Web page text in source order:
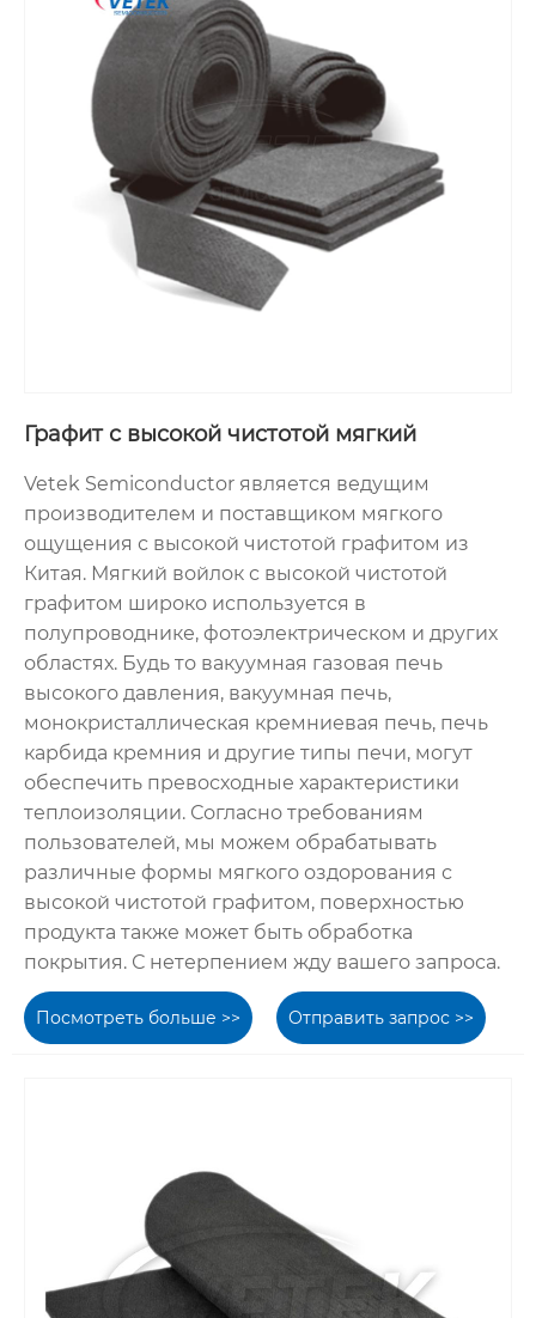
Графит с высокой чистотой мягкий
Vetek Semiconductor является ведущим
производителем и поставщиком мягкого
ощущения с высокой чистотой графитом из
Китая. Мягкий войлок с высокой чистотой
графитом широко используется в
полупроводнике, фотоэлектрическом и других
областях. Будь то вакуумная газовая печь
высокого давления, вакуумная печь,
монокристаллическая кремниевая печь, печь
карбида кремния и другие типы печи, могут
обеспечить превосходные характеристики
теплоизоляции. Согласно требованиям
пользователей, мы можем обрабатывать
различные формы мягкого оздорования с
высокой чистотой графитом, поверхностью
продукта также может быть обработка
покрытия. С нетерпением жду вашего запроса.
Посмотреть больше >> Отправить запрос >>